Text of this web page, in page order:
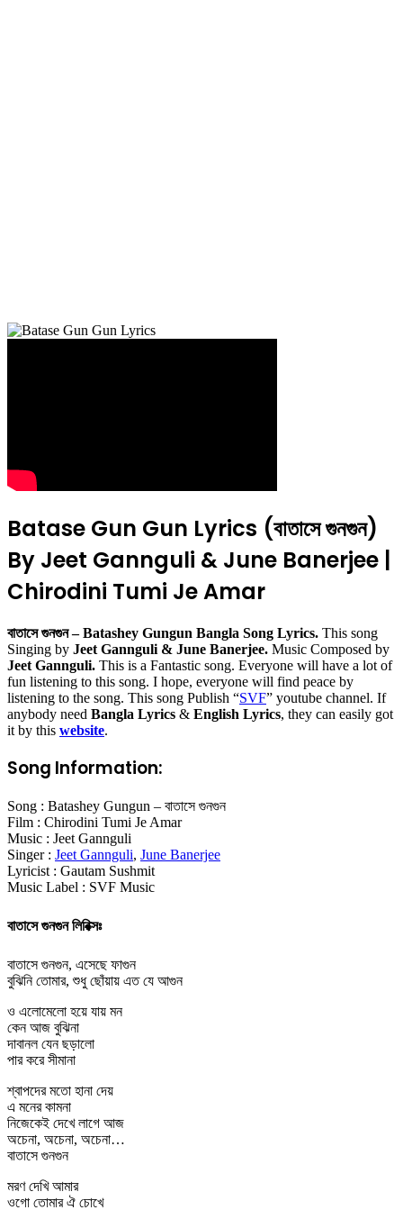
Batase Gun Gun Lyrics (বাতাসে গুনগুন)
By Jeet Gannguli & June Banerjee |
Chirodini Tumi Je Amar
বাতাসে গুনগুন – Batashey Gungun Bangla Song Lyrics. This song
Singing by Jeet Gannguli & June Banerjee. Music Composed by
Jeet Gannguli. This is a Fantastic song. Everyone will have a lot of
fun listening to this song. I hope, everyone will find peace by
listening to the song. This song Publish “SVF” youtube channel. If
anybody need Bangla Lyrics & English Lyrics, they can easily got
it by this website.
Song Information:
Song : Batashey Gungun – বাতাসে গুনগুন
Film : Chirodini Tumi Je Amar
Music : Jeet Gannguli
Singer : Jeet Gannguli, June Banerjee
Lyricist : Gautam Sushmit
Music Label : SVF Music
বাতাসে গুনগুন লিরিক্সঃ
বাতাসে গুনগুন, এসেছে ফাগুন
বুঝিনি তোমার, শুধু ছোঁয়ায় এত যে আগুন
ও এলোমেলো হয়ে যায় মন
কেন আজ বুঝিনা
দাবানল যেন ছড়ালো
পার করে সীমানা
শ্বাপদের মতো হানা দেয়
এ মনের কামনা
নিজেকেই দেখে লাগে আজ
অচেনা, অচেনা, অচেনা…
বাতাসে গুনগুন
মরণ দেখি আমার
ওগো তোমার ঐ চোখে